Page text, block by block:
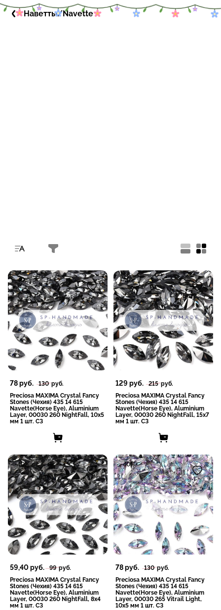
Наветты/Navette
78руб. 130руб.
Preciosa MAXIMA Crystal Fancy
Stones (Чехия) 435 14 615
Navette(Horse Eye), Aluminium
Layer, 00030 260 NightFall, 10x5
мм 1 шт. СЗ
-40%
129 руб. 215руб.
Preciosa MAXIMA Crystal Fancy
Stones (Чехия) 435 14 615
Navette(Horse Eye), Aluminium
Layer, 00030 260 NightFall, 15x7
мм 1 шт. СЗ
-40%
59,40руб. 99руб.
Preciosa MAXIMA Crystal Fancy
Stones (Чехия) 435 14 615
Navette(Horse Eye), Aluminium
Layer, 00030 260 NightFall, 8x4
мм 1 шт. СЗ
-40%
78руб. 130руб.
Preciosa MAXIMA Crystal Fancy
Stones (Чехия) 435 14 615
Navette(Horse Eye), Aluminium
Layer, 00030 265 Vitrail Light,
10x5 мм 1 шт. СЗ
-40%